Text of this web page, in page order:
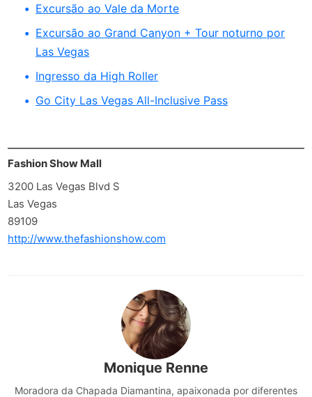
Excursão ao Vale da Morte
Excursão ao Grand Canyon + Tour noturno por
Las Vegas
Ingresso da High Roller
Go City Las Vegas All-Inclusive Pass
Fashion Show Mall
3200 Las Vegas Blvd S
Las Vegas
89109
http://www.thefashionshow.com
Monique Renne
Moradora da Chapada Diamantina, apaixonada por diferentes